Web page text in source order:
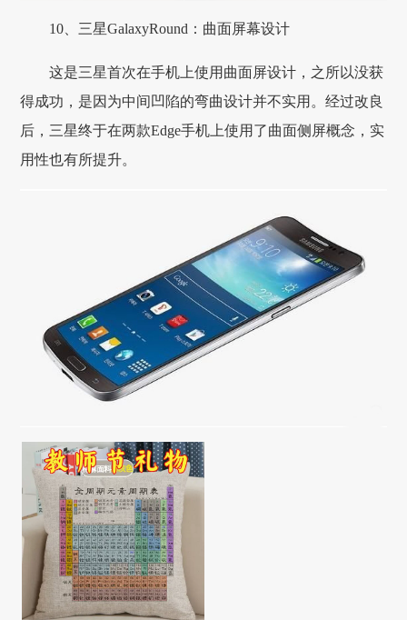
10、三星GalaxyRound：曲面屏幕设计
这是三星首次在手机上使用曲面屏设计，之所以没获
得成功，是因为中间凹陷的弯曲设计并不实用。经过改良
后，三星终于在两款Edge手机上使用了曲面侧屏概念，实
用性也有所提升。